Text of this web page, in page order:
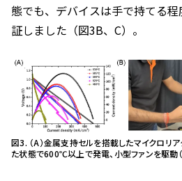
態でも、デバイスは手で持てる
証しました（図3B、C）。
図3. （A）金属支持セルを搭載したマイクロリア
た状態で600℃以上で発電、小型ファンを駆動